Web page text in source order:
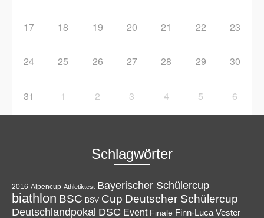
17 18 19 20 21 22 23
24 25 26 27 28 29 30
31 1 2 3 4 5 6
Schlagwörter
2016 Alpencup Athletiktest Bayerischer Schülercup
biathlon BSC BSV Cup Deutscher Schülercup
Deutschlandpokal DSC Event Finale Finn-Luca Vester